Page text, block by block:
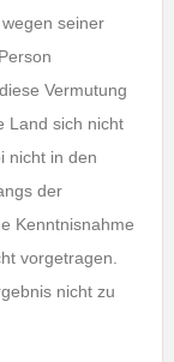
seiner
Vermutung
Land sich nicht
nicht in den
der
Kenntnisnahme
vorgetragen.
nicht zu